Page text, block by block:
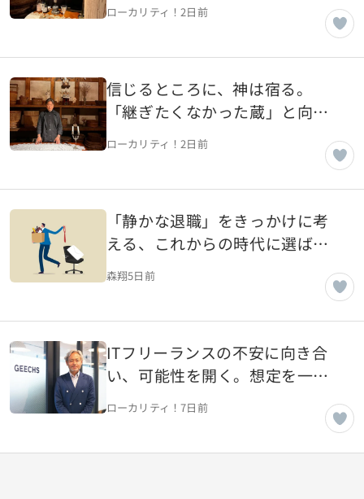
（風の人編）【秋田県湯沢市】
ローカリティ！2日前
信じるところに、神は宿る。
「継ぎたくなかった蔵」と向き
合う、秋田の老舗蔵・ヤマモ味
噌醤油醸造元（土の人編）【秋
ローカリティ！2日前
「静かな退職」をきっかけに考
える、これからの時代に選ばれ
る会社と働き方
森翔5日前
ITフリーランスの不安に向き合
い、可能性を開く。想定を一歩
超える伴走を事業に変えてきた
ローカリティ！7日前